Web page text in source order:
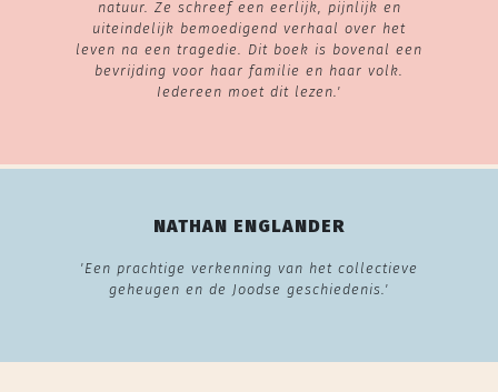
natuur. Ze schreef een eerlijk, pijnlijk en
uiteindelijk bemoedigend verhaal over het
leven na een tragedie. Dit boek is bovenal een
bevrijding voor haar familie en haar volk.
Iedereen moet dit lezen.'
NATHAN ENGLANDER
'Een prachtige verkenning van het collectieve
geheugen en de Joodse geschiedenis.'